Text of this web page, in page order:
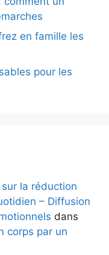
en famille les
pour les
la réduction
– Diffusion
dans
corps par un